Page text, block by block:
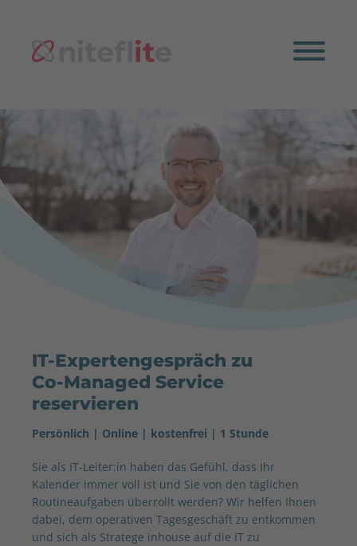
IT-Expertengespräch zu
Co-Managed Service
reservieren
Persönlich | Online | kostenfrei | 1 Stunde
Sie als IT-Leiter:in haben das Gefühl, dass Ihr
Kalender immer voll ist und Sie von den täglichen
Routineaufgaben überrollt werden? Wir helfen Ihnen
dabei, dem operativen Tagesgeschäft zu entkommen
und sich als Stratege inhouse auf die IT zu